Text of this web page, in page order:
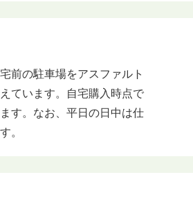
前の駐車場をアスファルト
ています。自宅購入時点で
す。なお、平日の日中は仕
。